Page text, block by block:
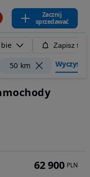
Zacznij
sprzedawać
Zapisz
50 km Wyczyść
62 900 PLN